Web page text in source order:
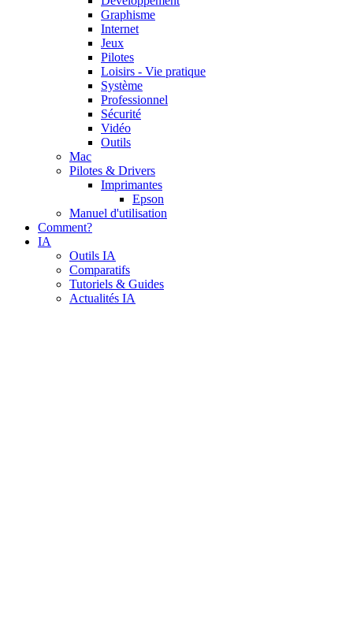
Graphisme
Internet
Jeux
Pilotes
Loisirs - Vie pratique
Système
Professionnel
Sécurité
Vidéo
Outils
Mac
Pilotes & Drivers
Imprimantes
Epson
Manuel d'utilisation
Comment?
IA
Outils IA
Comparatifs
Tutoriels & Guides
Actualités IA